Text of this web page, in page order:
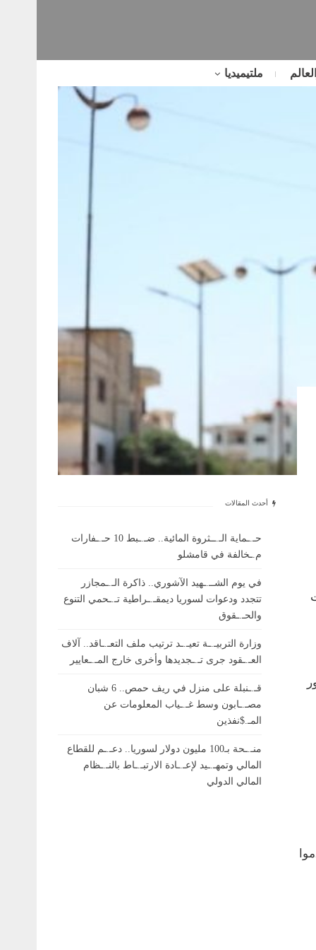
ملتيميديا
أحدث المقالات
حـ.ـماية الـ.ــثروة المائية.. ضـ.ـبط 10 حـ.ـفارات
م.ـخالفة في قامشلو
في يوم الشــ.ـهيد الآشوري.. ذاكرة الـ.ـمجازر
تتجدد ودعوات لسوريا ديمقـ.ـراطية تـ.ـحمي التنوع
والحـ.ـقوق
وزارة التربيـ.ـة تعيـ.ـد ترتيب ملف التعـ.ـاقد.. آلاف
العـ.ـقود جرى تـ.ـجديدها وأخرى خارج المـ.ـعايير
قـ.ـنبلة على منزل في ريف حمص.. 6 شبان
مصـ.ـابون وسط غـ.ـياب المعلومات عن
المـ.$نفذين
منـ.ـحة بـ100 مليون دولار لسوريا.. دعـ.ـم للقطاع
المالي وتمهـ.ـيد لإعـ.ـادة الارتبـ.ـاط بالنـ.ـظام
المالي الدولي